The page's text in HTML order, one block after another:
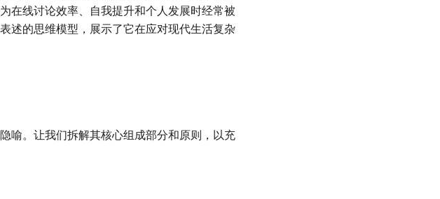
在线讨论效率、自我提升和个人发展时经常被
述的思维模型，展示了它在应对现代生活复杂
喻。让我们拆解其核心组成部分和原则，以充